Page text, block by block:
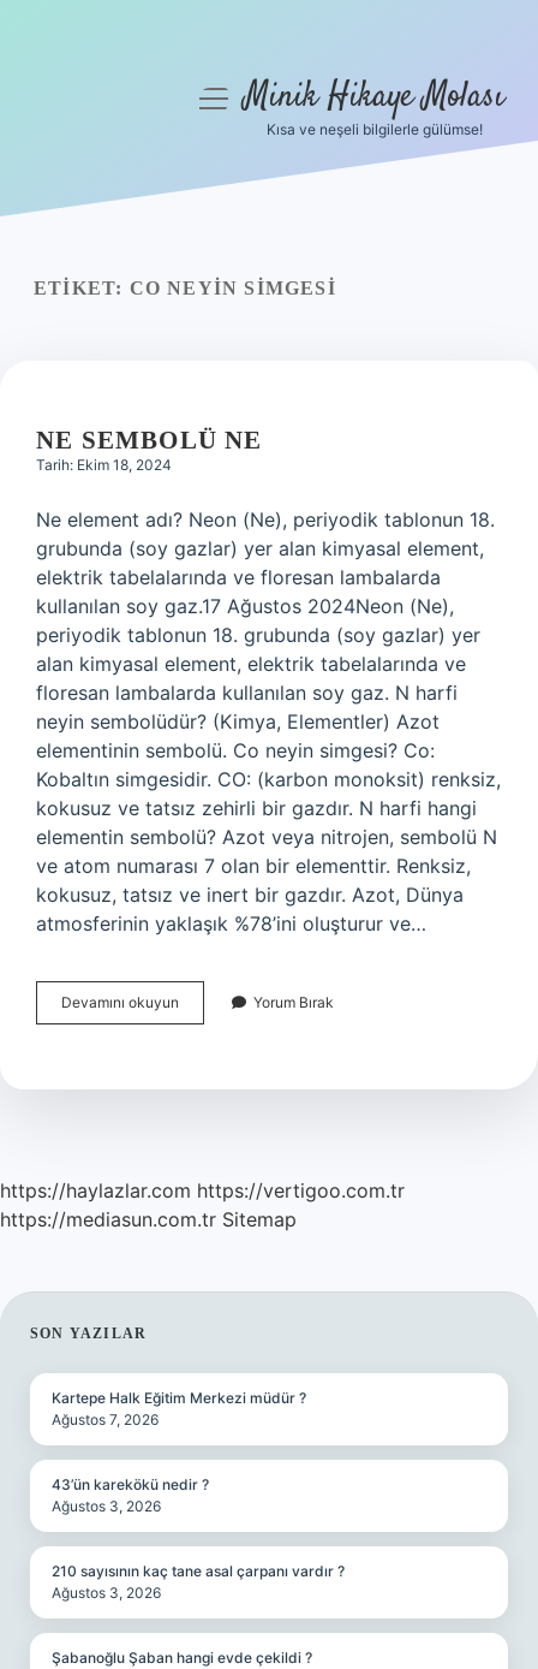
Yasal Uyarı
menüyüMinik Hikaye Molası
Kısa ve neşeli bilgilerle gülümse!
ETIKET: CO NEYIN SIMGESI
NE SEMBOLÜ NE
Tarih: Ekim 18, 2024
Ne element adı? Neon (Ne), periyodik tablonun 18.
grubunda (soy gazlar) yer alan kimyasal element,
elektrik tabelalarında ve floresan lambalarda
kullanılan soy gaz.17 Ağustos 2024Neon (Ne),
periyodik tablonun 18. grubunda (soy gazlar) yer
alan kimyasal element, elektrik tabelalarında ve
floresan lambalarda kullanılan soy gaz. N harfi
neyin sembolüdür? (Kimya, Elementler) Azot
elementinin sembolü. Co neyin simgesi? Co:
Kobaltın simgesidir. CO: (karbon monoksit) renksiz,
kokusuz ve tatsız zehirli bir gazdır. N harfi hangi
elementin sembolü? Azot veya nitrojen, sembolü N
ve atom numarası 7 olan bir elementtir. Renksiz,
kokusuz, tatsız ve inert bir gazdır. Azot, Dünya
atmosferinin yaklaşık %78’ini oluşturur ve…
Devamını okuyun
Sembolü
Yorum Bırak
https://haylazlar.com https://vertigoo.com.tr
https://mediasun.com.tr Sitemap
SIDEBAR
SON YAZILAR
Kartepe Halk Eğitim Merkezi müdür ?
Ağustos 7, 2026
43’ün karekökü nedir ?
Ağustos 3, 2026
210 sayısının kaç tane asal çarpanı vardır ?
Ağustos 3, 2026
Şabanoğlu Şaban hangi evde çekildi ?